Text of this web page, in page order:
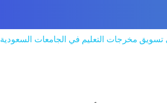
تسويق مخرجات التعليم في الجامعات السعودية